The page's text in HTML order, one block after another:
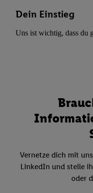
Dein Einstieg
Uns ist wichtig, dass du
Vernetze dich mit
LinkedIn und stelle
oder